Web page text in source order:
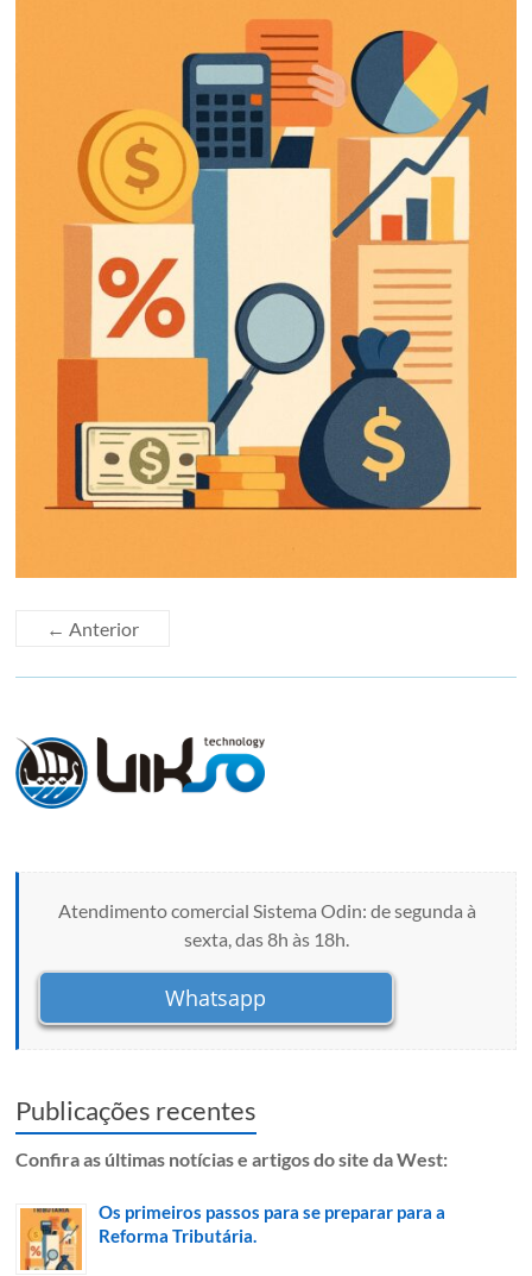
← Anterior
Atendimento comercial Sistema Odin: de segunda à
sexta, das 8h às 18h.
Whatsapp
Publicações recentes
Confira as últimas notícias e artigos do site da West:
Os primeiros passos para se preparar para a
Reforma Tributária.